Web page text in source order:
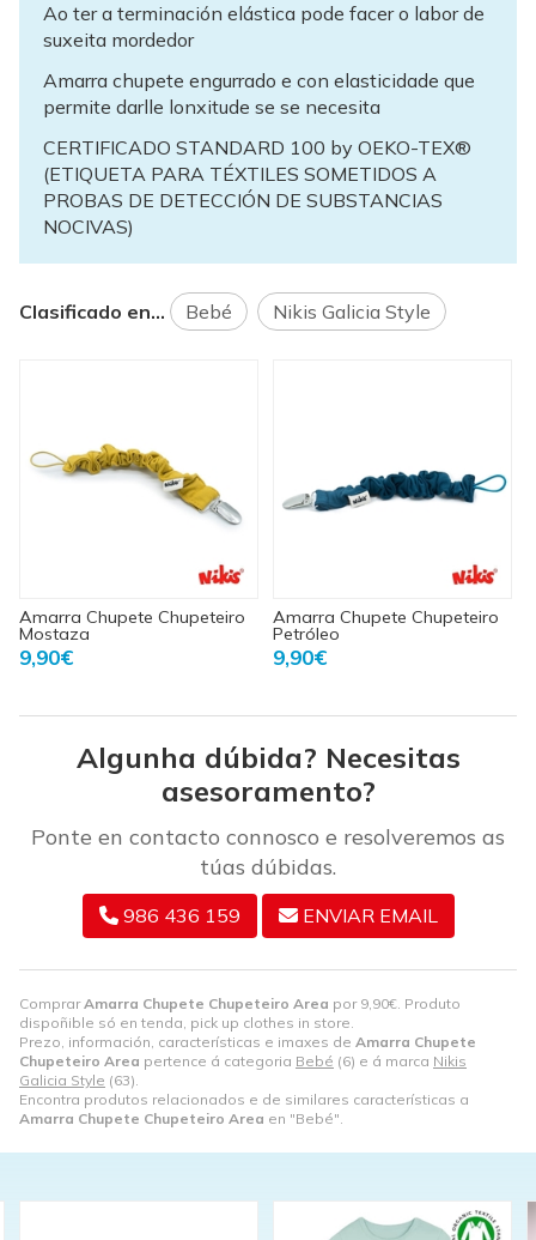
ComprarAmarra Chupete Chupeteiro Area por 9,90€. Produto
dispoñible só en tenda, pick up clothes in store.
Prezo, información, características e imaxes de Amarra Chupete
Chupeteiro Area pertence á categoria Bebé (6) e á marca Nikis
Galicia Style (63).
Encontra produtos relacionados e de similares características a
Amarra Chupete Chupeteiro Area en "Bebé".
Ao ter a terminación elástica pode facer o labor de
suxeita mordedor
Amarra chupete engurrado e con elasticidade que
permite darlle lonxitude se se necesita
CERTIFICADO STANDARD 100 by OEKO-TEX®
(ETIQUETA PARA TÉXTILES SOMETIDOS A
PROBAS DE DETECCIÓN DE SUBSTANCIAS
NOCIVAS)
Clasificado en... Bebé Nikis Galicia Style
Amarra Chupete Chupeteiro
Mostaza
9,90€
Amarra Chupete Chupeteiro
Petróleo
9,90€
Algunha dúbida? Necesitas
asesoramento?
Ponte en contacto connosco e resolveremos as
túas dúbidas.
986 436 159 ENVIAR EMAIL